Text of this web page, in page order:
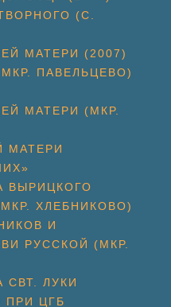
(С.
МАТЕРИ (2007)
ПАВЕЛЬЦЕВО)
МАТЕРИ (МКР.
МАТЕРИ
ВЫРИЦКОГО
ХЛЕБНИКОВО)
И
РУССКОЙ (МКР.
СВТ. ЛУКИ
ПРИ ЦГБ